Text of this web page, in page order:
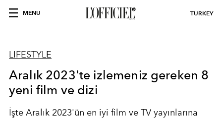
MENU TURKEY
LIFESTYLE
Aralık 2023'te izlemeniz gereken 8
yeni film ve dizi
İşte Aralık 2023'ün en iyi film ve TV yayınlarına